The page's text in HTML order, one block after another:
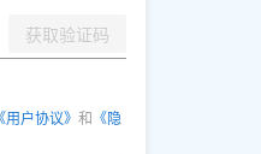
获取验证码
《用户协议》 和 《隐